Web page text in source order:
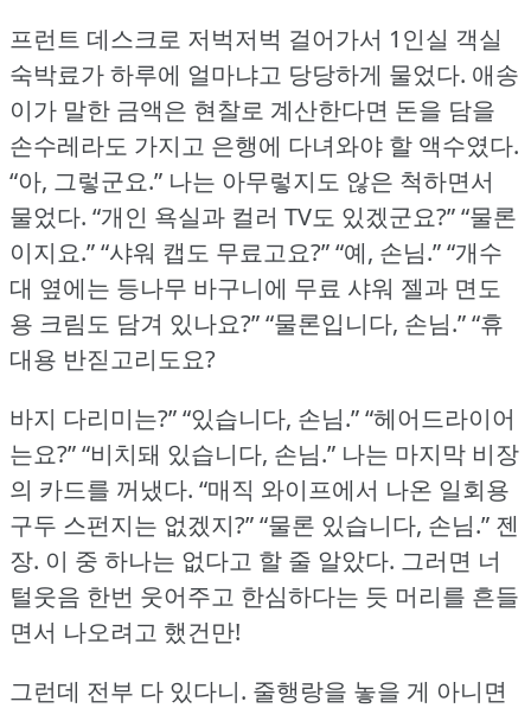
프런트 데스크로 저벅저벅 걸어가서 1인실 객실
숙박료가 하루에 얼마냐고 당당하게 물었다. 애송
이가 말한 금액은 현찰로 계산한다면 돈을 담을
손수레라도 가지고 은행에 다녀와야 할 액수였다.
“아, 그렇군요.” 나는 아무렇지도 않은 척하면서
물었다. “개인 욕실과 컬러 TV도 있겠군요?” “물론
이지요.” “샤워 캡도 무료고요?” “예, 손님.” “개수
대 옆에는 등나무 바구니에 무료 샤워 젤과 면도
용 크림도 담겨 있나요?” “물론입니다, 손님.” “휴
대용 반짇고리도요?
바지 다리미는?” “있습니다, 손님.” “헤어드라이어
는요?” “비치돼 있습니다, 손님.” 나는 마지막 비장
의 카드를 꺼냈다. “매직 와이프에서 나온 일회용
구두 스펀지는 없겠지?” “물론 있습니다, 손님.” 젠
장. 이 중 하나는 없다고 할 줄 알았다. 그러면 너
털웃음 한번 웃어주고 한심하다는 듯 머리를 흔들
면서 나오려고 했건만!
그런데 전부 다 있다니. 줄행랑을 놓을 게 아니면